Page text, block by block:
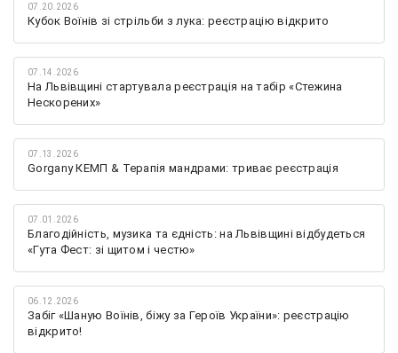
07.20.2026
Кубок Воїнів зі стрільби з лука: реєстрацію відкрито
07.14.2026
На Львівщині стартувала реєстрація на табір «Стежина
Нескорених»
07.13.2026
Gorgany КЕМП & Терапія мандрами: триває реєстрація
07.01.2026
Благодійність, музика та єдність: на Львівщині відбудеться
«Гута Фест: зі щитом і честю»
06.12.2026
Забіг «Шаную Воїнів, біжу за Героїв України»: реєстрацію
відкрито!